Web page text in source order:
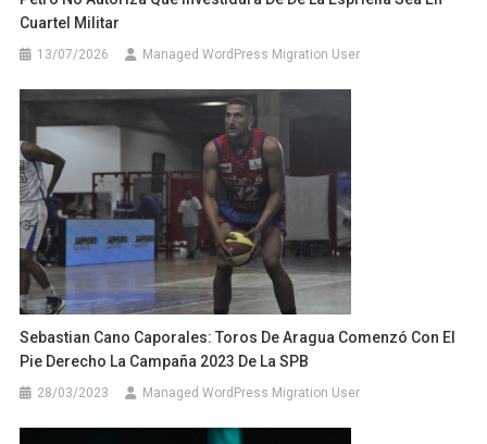
Cuartel Militar
13/07/2026 Managed WordPress Migration User
Sebastian Cano Caporales: Toros De Aragua Comenzó Con El
Pie Derecho La Campaña 2023 De La SPB
28/03/2023 Managed WordPress Migration User